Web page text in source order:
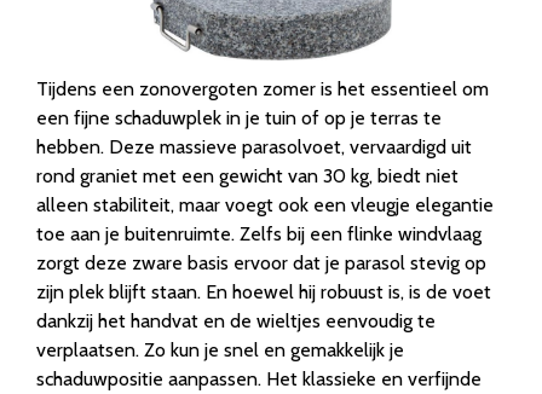
Tijdens een zonovergoten zomer is het essentieel om
een fijne schaduwplek in je tuin of op je terras te
hebben. Deze massieve parasolvoet, vervaardigd uit
rond graniet met een gewicht van 30 kg, biedt niet
alleen stabiliteit, maar voegt ook een vleugje elegantie
toe aan je buitenruimte. Zelfs bij een flinke windvlaag
zorgt deze zware basis ervoor dat je parasol stevig op
zijn plek blijft staan. En hoewel hij robuust is, is de voet
dankzij het handvat en de wieltjes eenvoudig te
verplaatsen. Zo kun je snel en gemakkelijk je
schaduwpositie aanpassen. Het klassieke en verfijnde